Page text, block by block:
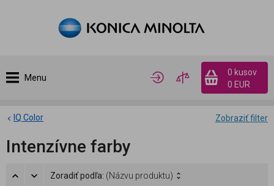
Menu
0 kusov
0 EUR
Zobraziť filter
IQ Color
Intenzívne farby
Zoradiť podľa: (Názvu produktu)